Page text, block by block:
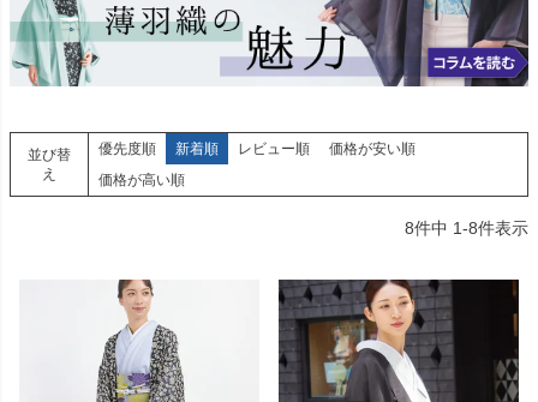
並び替
え
優先度順 新着順 レビュー順
価格が安い順
価格が高い順
8件中 1-8件表示